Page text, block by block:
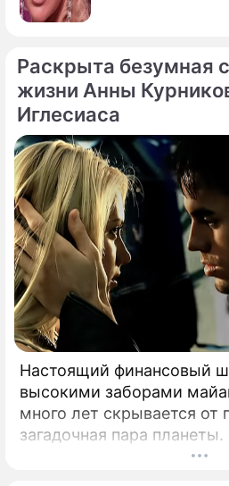
Раскрыта безумная
жизни Анны
Иглесиаса
Настоящий финансовый
высокими заборами
много лет скрывается от
загадочная пара
теннисистка Анна